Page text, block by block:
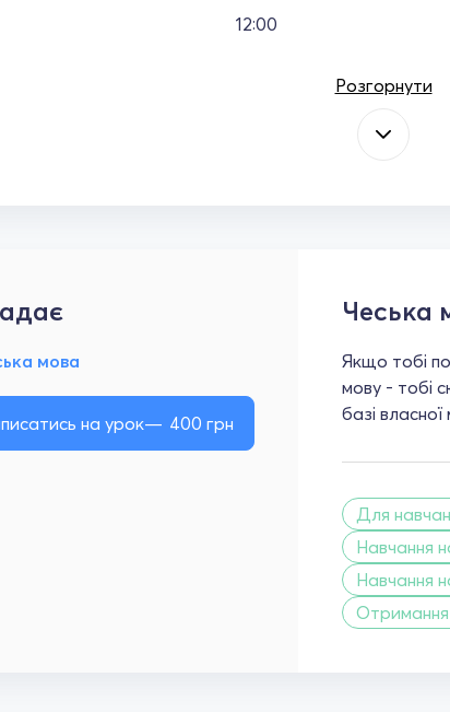
12:00
Розгорнути
мова
на урок 400 грн
Чеська
Якщо тобі
мову - тобі
базі
Для
Навчання
Навчання
Отримання